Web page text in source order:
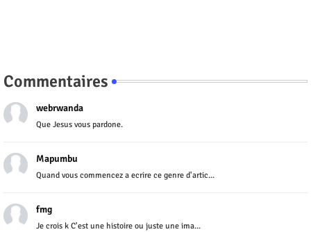
Commentaires
webrwanda
Que Jesus vous pardone.
Mapumbu
Quand vous commencez a ecrire ce genre d'artic...
fmg
Je crois k C'est une histoire ou juste une ima...